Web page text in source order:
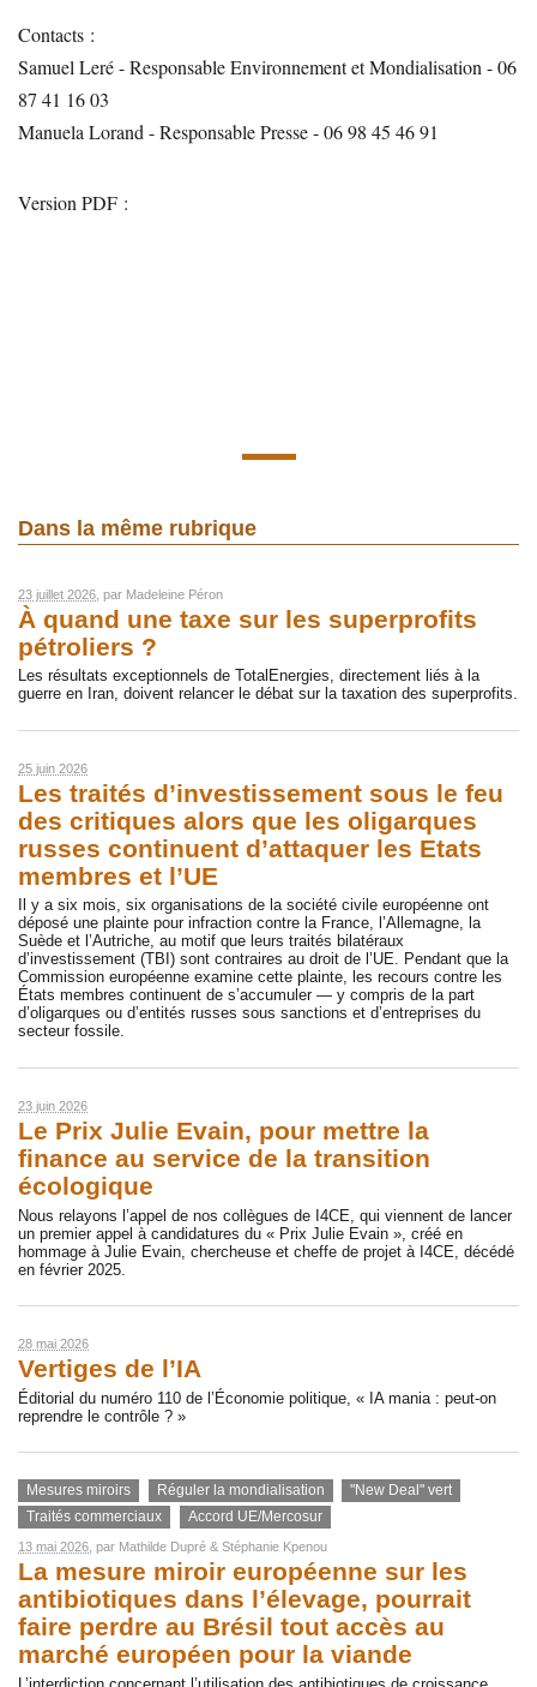
Contacts :
Samuel Leré - Responsable Environnement et Mondialisation - 06
87 41 16 03
Manuela Lorand - Responsable Presse - 06 98 45 46 91
Version PDF :
Dans la même rubrique
23 juillet 2026 , par Madeleine Péron
À quand une taxe sur les superprofits
pétroliers ?
Les résultats exceptionnels de TotalEnergies, directement liés à la
guerre en Iran, doivent relancer le débat sur la taxation des superprofits.
25 juin 2026
Les traités d’investissement sous le feu
des critiques alors que les oligarques
russes continuent d’attaquer les Etats
membres et l’UE
Il y a six mois, six organisations de la société civile européenne ont
déposé une plainte pour infraction contre la France, l’Allemagne, la
Suède et l’Autriche, au motif que leurs traités bilatéraux
d’investissement (TBI) sont contraires au droit de l’UE. Pendant que la
Commission européenne examine cette plainte, les recours contre les
États membres continuent de s’accumuler — y compris de la part
d’oligarques ou d’entités russes sous sanctions et d’entreprises du
secteur fossile.
23 juin 2026
Le Prix Julie Evain, pour mettre la
finance au service de la transition
écologique
Nous relayons l’appel de nos collègues de I4CE, qui viennent de lancer
un premier appel à candidatures du « Prix Julie Evain », créé en
hommage à Julie Evain, chercheuse et cheffe de projet à I4CE, décédé
en février 2025.
28 mai 2026
Vertiges de l’IA
Éditorial du numéro 110 de l’Économie politique, « IA mania : peut-on
reprendre le contrôle ? »
Mesures miroirs Réguler la mondialisation
"New Deal" vert
Traités commerciaux
Accord UE/Mercosur
13 mai 2026, par Mathilde Dupré & Stéphanie Kpenou
La mesure miroir européenne sur les
antibiotiques dans l’élevage, pourrait
faire perdre au Brésil tout accès au
marché européen pour la viande